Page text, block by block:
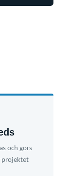
och görs
projektet